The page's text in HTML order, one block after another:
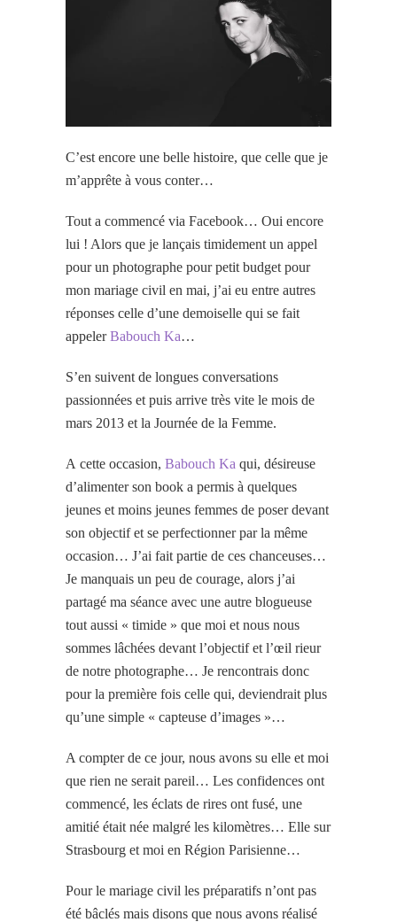
C’est encore une belle histoire, que celle que je
m’apprête à vous conter…
Tout a commencé via Facebook… Oui encore
lui ! Alors que je lançais timidement un appel
pour un photographe pour petit budget pour
mon mariage civil en mai, j’ai eu entre autres
réponses celle d’une demoiselle qui se fait
appelerBabouch Ka…
S’en suivent de longues conversations
passionnées et puis arrive très vite le mois de
mars 2013 et la Journée de la Femme.
A cette occasion, Babouch Ka qui, désireuse
d’alimenter son book a permis à quelques
jeunes et moins jeunes femmes de poser devant
son objectif et se perfectionner par la même
occasion… J’ai fait partie de ces chanceuses…
Je manquais un peu de courage, alors j’ai
partagé ma séance avec une autre blogueuse
tout aussi « timide » que moi et nous nous
sommes lâchées devant l’objectif et l’œil rieur
de notre photographe… Je rencontrais donc
pour la première fois celle qui, deviendrait plus
qu’une simple « capteuse d’images »…
A compter de ce jour, nous avons su elle et moi
que rien ne serait pareil… Les confidences ont
commencé, les éclats de rires ont fusé, une
amitié était née malgré les kilomètres… Elle sur
Strasbourg et moi en Région Parisienne…
Pour le mariage civil les préparatifs n’ont pas
été bâclés mais disons que nous avons réalisé